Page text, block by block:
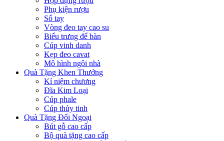
Phụ kiện rượu
Sổ tay
Vòng đeo tay cao su
Biểu trưng để bàn
Cúp vinh danh
Kẹp đeo cavat
Mô hình ngôi nhà
Quà Tặng Khen Thưởng
Kỉ niệm chương
Đĩa Kim Loại
Cúp phale
Cúp thủy tinh
Quà Tặng Đối Ngoại
Bút gỗ cao cấp
Bộ quà tặng cao cấp